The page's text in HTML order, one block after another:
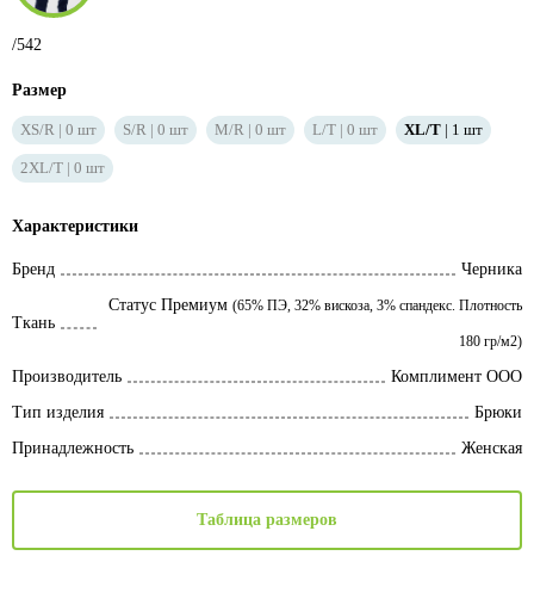
/542
Размер
XS/R 0 шт S/R 0 шт M/R 0 шт L/T 0 шт XL/T 1 шт
2XL/T 0 шт
Характеристики
Бренд Черника
Ткань
Статус Премиум (65% ПЭ, 32% вискоза, 3% спандекс. Плотность
180 гр/м2)
Производитель
Комплимент ООО
Тип изделия
Брюки
Принадлежность
Женская
Таблица размеров